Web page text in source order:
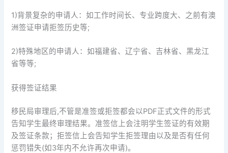
1)背景复杂的申请人：如工作时间长、专业跨度大、之前有澳
洲签证申请拒签历史等;
2)特殊地区的申请人：如福建省、辽宁省、吉林省、黑龙江
省等等;
获得签证结果
移民局审理后,不管是准签或拒签都会以PDF正式文件的形式
告知学生最终审理结果。准签信上会注明学生签证的有效期
及签证条款；拒签信上会告知学生拒签理由以及是否有任何
惩罚错失(如3年内不允许再次申请)。